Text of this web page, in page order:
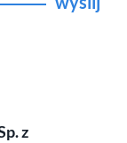
z